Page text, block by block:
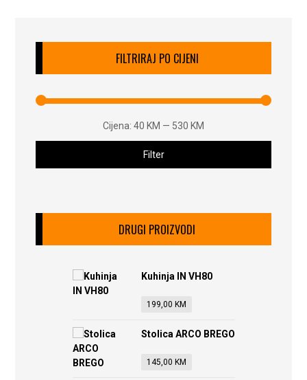
FILTRIRAJ PO CIJENI
Filter
Cijena: 40 KM — 530 KM
DRUGI PROIZVODI
Kuhinja IN VH80
199,00 KM
Stolica ARCO BREGO
145,00 KM